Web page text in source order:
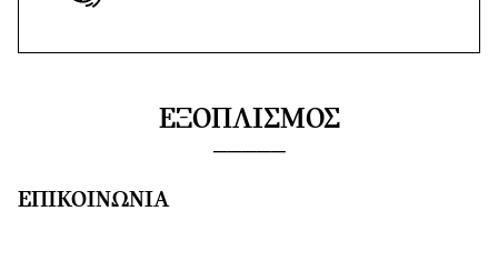
ΕΞΟΠΛΙΣΜΌΣ
ΕΠΙΚΟΙΝΩΝΊΑ